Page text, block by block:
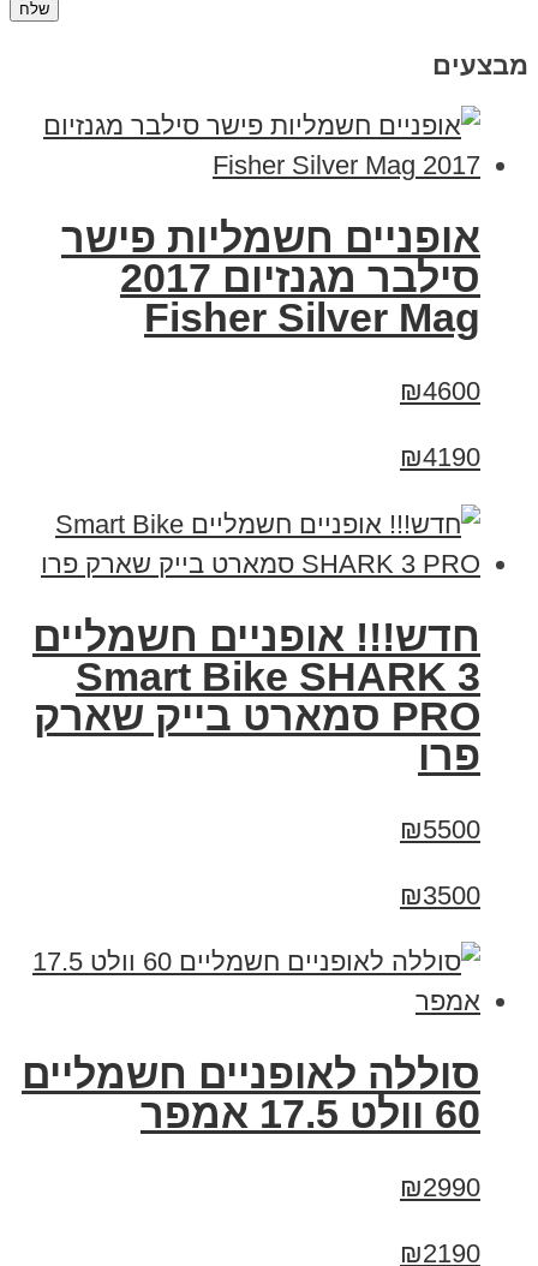
מבצעים
אופניים חשמליות פישר
סילבר מגנזיום 2017
Fisher Silver Mag
₪4600
₪4190
חדש!!! אופניים חשמליים
Smart Bike SHARK 3
PRO סמארט בייק שארק
פרו
₪5500
₪3500
סוללה לאופניים חשמליים
60 וולט 17.5 אמפר
₪2990
₪2190